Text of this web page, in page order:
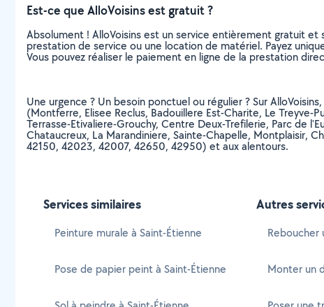
Est-ce que AlloVoisins est gratuit ?
Absolument ! AlloVoisins est un service entièrement gratuit
prestation de service ou une location de matériel. Payez
Vous pouvez réaliser le paiement en ligne de la prestation
Une urgence ? Un besoin ponctuel ou régulier ? Sur
(Montferre, Elisee Reclus, Badouillere Est-Charite, Le Treyve-
Terrasse-Etivaliere-Grouchy, Centre Deux-Trefilerie, Parc de
Chataucreux, La Marandiniere, Sainte-Chapelle, Montplaisir,
42150, 42023, 42007, 42650, 42950) et aux alentours.
Services similaires
Peinture murale à Saint-Étienne
Pose de papier peint à Saint-Étienne
Autres
Reboucher
Monter un